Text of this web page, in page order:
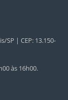
SP | CEP: 13.150-
às 16h00.